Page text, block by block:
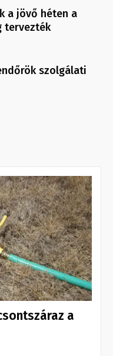
a jövő héten a
tervezték
szolgálati
a